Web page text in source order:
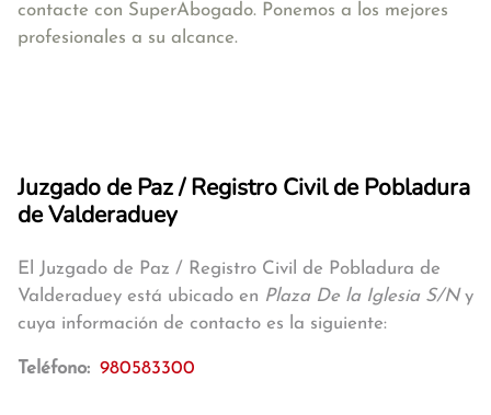
contacte con SuperAbogado. Ponemos a los mejores
profesionales a su alcance.
Juzgado de Paz / Registro Civil de Pobladura
de Valderaduey
El Juzgado de Paz / Registro Civil de Pobladura de
Valderaduey está ubicado en Plaza De la Iglesia S/Ny
cuya información de contacto es la siguiente:
Teléfono: 980583300